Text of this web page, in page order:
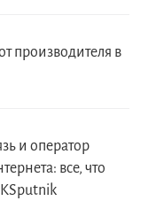
производителя в
и оператор
все, что